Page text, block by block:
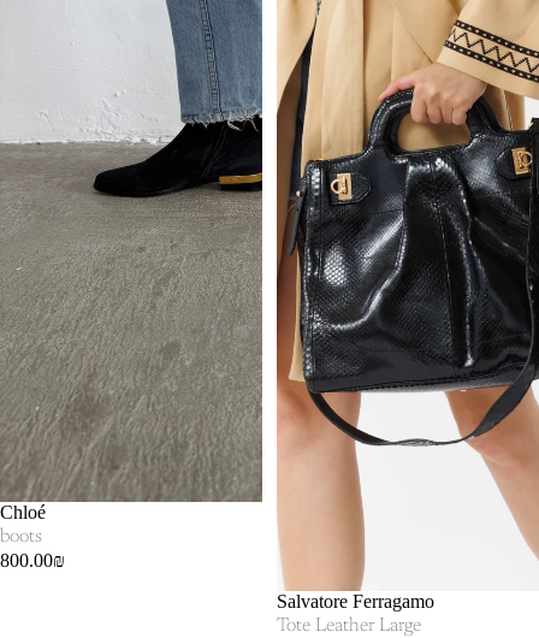
Chloé
boots
800.00₪
SOLD OUT
Salvatore Ferragamo
Tote Leather Large